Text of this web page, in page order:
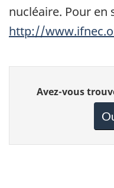
nucléaire. Pour en
http://
Donnez
votre
page
Avez-vous